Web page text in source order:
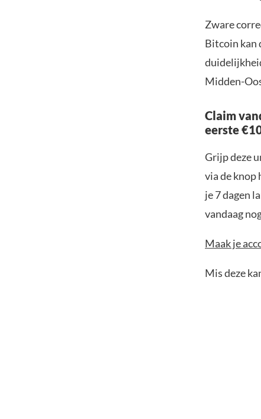
Zware
Bitcoin kan
Midden-
Claim
eerste
Grijp deze
via de knop
je 7 dagen
vandaag
Maak je
Mis deze